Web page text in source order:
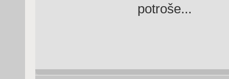
potroše...